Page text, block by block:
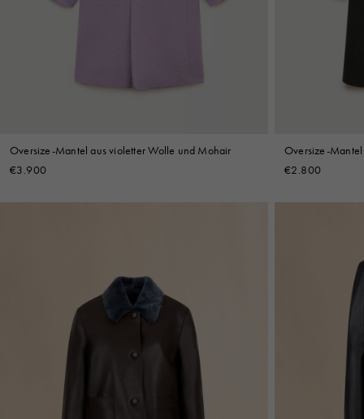
Oversize-Mantel aus violetter Wolle und Mohair
€3.900
Oversize-
€2.800